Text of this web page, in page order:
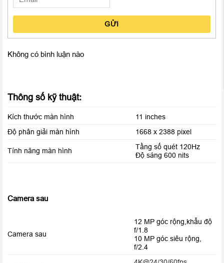
sắc, dải màu rộng hiển thị chuẩn xác nhằm tối ưu cho việc
chân thực, dễ dàng.
GỬI
Không có bình luận nào
Thông số kỹ thuật:
Kích thước màn hình
11 inches
Độ phân giải màn hình
1668 x 2388 pixel
Tính năng màn hình
Tầng số quét 120Hz
Độ sáng 600 nits
Camera sau
Camera sau
12 MP góc rộng,khẩu độ
f/1.8
10 MP góc siêu rộng,
f/2.4